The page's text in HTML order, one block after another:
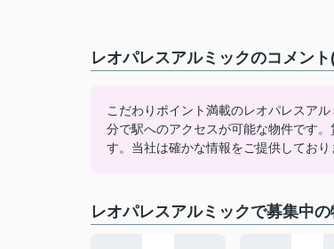
レオパレスアルミックのコメン
こだわりポイント満載のレオパレスア
分で駅へのアクセスが可能な物件です
す。当社は確かな情報をご提供しており
レオパレスアルミックで募集中